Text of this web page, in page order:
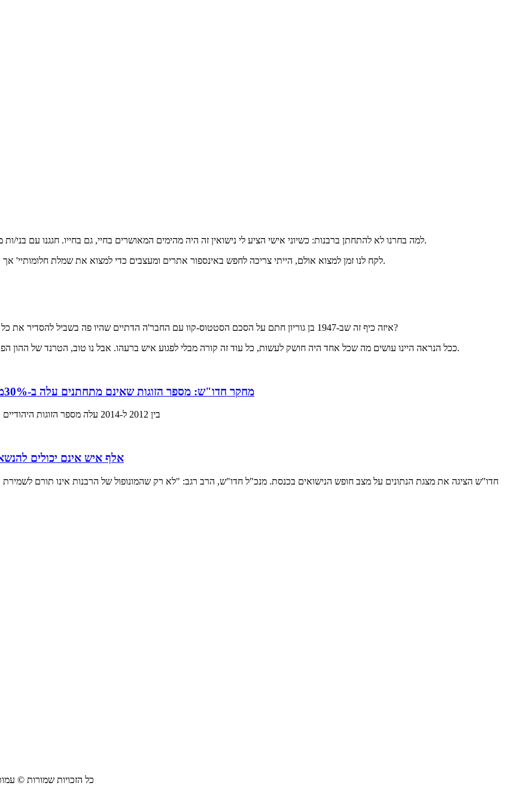
למה בחרנו לא להתחתן ברבנות: כשיוני אישי הציע לי נישואין זה היה מהימים המאושרים בחיי, גם בחייו. חגגנו עם בני/ות משפחה וחברים/ות ורק אחרי כמה ימים התחלנו לחשוב על החתונה עצמה.
לקח לנו זמן למצוא אולם, הייתי צריכה לחפש באינספור אתרים ומעצבים כדי למצוא את שמלת חלומותיי' אך על דבר אחד לא היינו צריכים להתלבט- אנחנו לא רוצים להתחתן ברבנות.
איזה כיף זה שב-1947 בן גוריון חתם על הסכם הסטטוס-קוו עם החבר'ה הדתיים שהיו פה בשביל להסדיר את כל הבלגן הזה שנקרא יחסי דת ומדינה. מה כבר היינו עושים בלי ההסכם הזה?
ככל הנראה היינו עושים מה שכל אחד היה חושק לעשות, כל עוד זה קורה מבלי לפגוע איש ברעהו. אבל נו טוב, הטרנד של ההון הפוליטי על חשבון הפלורליזם והליברליזם איננו משהו שהמציאו רק לאחרונה.
מחקר חדו"ש: מספר הזוגות שאינם מתחתנים עלה ב-30%
בין 2012 ל-2014 עלה מספר הזוגות היהודיים המקיימים חיים משותפים בלי להינשא על פי ההלכה מ-65 אלף ל-84 אלף
666 אלף איש אינם יכולים
חדו"ש הציגה את מצגת הנתונים על מצב חופש הנישואים בכנסת. מנכ"ל חדו"ש, הרב רגב: "לא רק שהמונופול של הרבנות אינו תורם
כל הזכויות שמורות © עמותת